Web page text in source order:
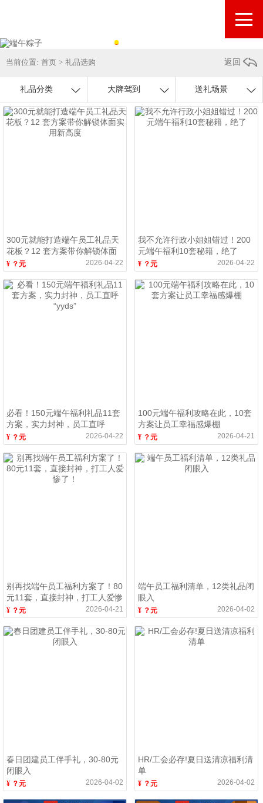
当前位置: 首页 > 礼品选购 返回
礼品分类 大牌驾到 送礼场景
300元就能打造端午员工礼品天
花板？12 套方案带你解锁体面
实用新高度
¥ ？元 2026-04-22
我不允许行政小姐姐错过！200
元端午福利10套秘籍，绝了
¥ ？元 2026-04-22
必看！150元端午福利礼品11套
方案，实力封神，员工直呼
“yyds”
¥ ？元 2026-04-22
100元端午福利攻略在此，10套
方案让员工幸福感爆棚
¥ ？元 2026-04-21
别再找端午员工福利方案了！80
元11套，直接封神，打工人爱惨
了！
¥ ？元 2026-04-21
端午员工福利清单，12类礼品闭
眼入
¥ ？元 2026-04-02
春日团建员工伴手礼，30-80元
闭眼入
¥ ？元 2026-04-02
HR/工会必存!夏日送清凉福利清
单
¥ ？元 2026-04-02